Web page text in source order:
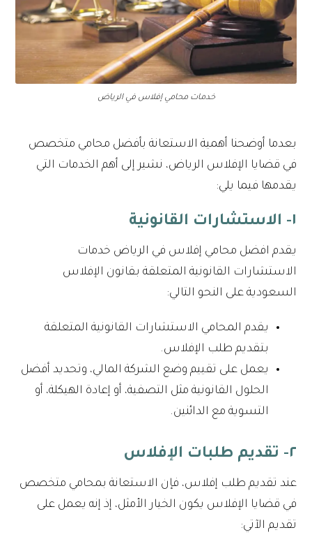
خدمات محامي إفلاس في الرياض
بعدما أوضحنا أهمية الاستعانة بأفضل محامي متخصص
في قضايا الإفلاس الرياض، نشير إلى أهم الخدمات التي
يقدمها فيما يلي:
١- الاستشارات القانونية
يقدم افضل محامي إفلاس في الرياض خدمات
الاستشارات القانونية المتعلقة بقانون الإفلاس
السعودية على النحو التالي:
يقدم المحامي الاستشارات القانونية المتعلقة
بتقديم طلب الإفلاس.
يعمل على تقييم وضع الشركة المالي، وتحديد أفضل
الحلول القانونية مثل التصفية، أو إعادة الهيكلة، أو
التسوية مع الدائنين.
٢- تقديم طلبات الإفلاس
عند تقديم طلب إفلاس، فإن الاستعانة بمحامي متخصص
في قضايا الإفلاس يكون الخيار الأمثل، إذ إنه يعمل على
تقديم الآتي: